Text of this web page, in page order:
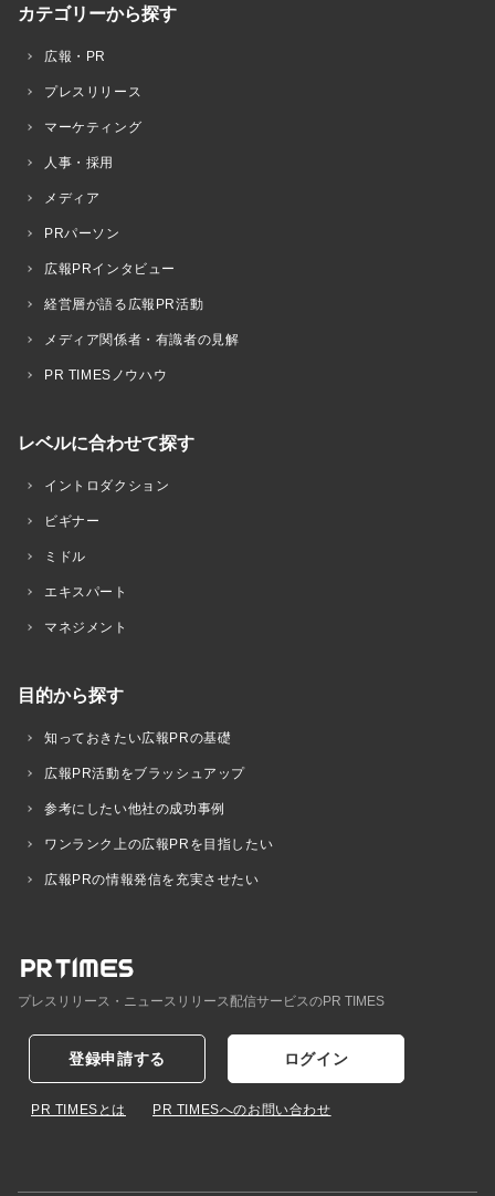
カテゴリーから探す
広報・PR
プレスリリース
マーケティング
人事・採用
メディア
PRパーソン
広報PRインタビュー
経営層が語る広報PR活動
メディア関係者・有識者の見解
PR TIMESノウハウ
レベルに合わせて探す
イントロダクション
ビギナー
ミドル
エキスパート
マネジメント
目的から探す
知っておきたい広報PRの基礎
広報PR活動をブラッシュアップ
参考にしたい他社の成功事例
ワンランク上の広報PRを目指したい
広報PRの情報発信を充実させたい
プレスリリース・ニュースリリース配信サービスのPR TIMES
登録申請する ログイン
PR TIMESとは PR TIMESへのお問い合わせ